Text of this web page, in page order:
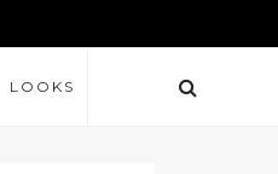
LOOKS